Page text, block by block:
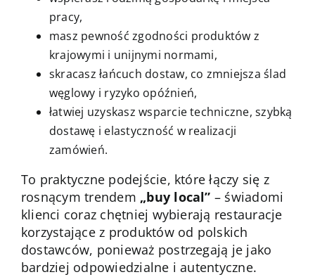
pracy,
masz pewność zgodności produktów z
krajowymi i unijnymi normami,
skracasz łańcuch dostaw, co zmniejsza ślad
węglowy i ryzyko opóźnień,
łatwiej uzyskasz wsparcie techniczne, szybką
dostawę i elastyczność w realizacji
zamówień.
To praktyczne podejście, które łączy się z
rosnącym trendem „buy local” – świadomi
klienci coraz chętniej wybierają restauracje
korzystające z produktów od polskich
dostawców, ponieważ postrzegają je jako
bardziej odpowiedzialne i autentyczne.